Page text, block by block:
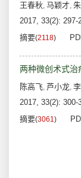
王春秋, 马颖才,
2017, 33(2): 297-
摘要(2118)
两种微创术式治
陈高飞, 芦小龙,
2017, 33(2): 300-
摘要(3061)